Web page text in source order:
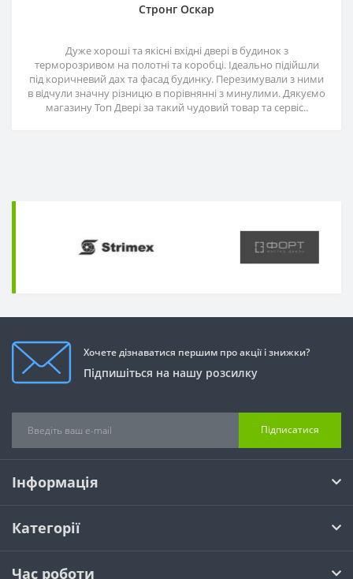
Стронг Оскар
Дуже хороші та якісні вхідні двері в будинок з
терморозривом на полотні та коробці. Ідеально підійшли
під коричневий дах та фасад будинку. Перезимували з ними
в відчули значну різницю в порівнянні з минулими. Дякуємо
магазину Топ Двері за такий чудовий товар та сервіс..
Хочете дізнаватися першим про акції і знижки?
Підпишіться на нашу розсилку
Підписатися
Інформація
Категорії
Час роботи